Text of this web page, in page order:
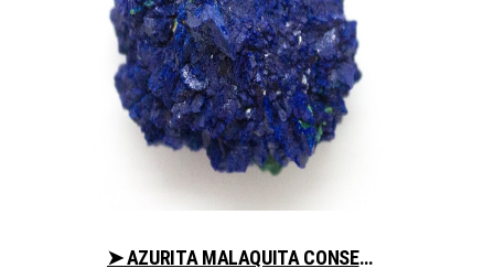
➤ AZURITA MALAQUITA CONSEJOS PARA COMPRAR EN LIBRERIAESOTERICA.NET